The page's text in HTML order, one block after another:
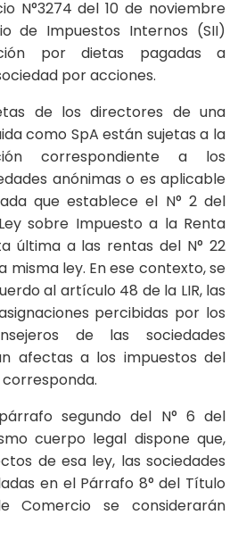
N°3274 del 10 de noviembre
de Impuestos Internos (SII)
por dietas pagadas a
por acciones.
de los directores de una
como SpA están sujetas a la
correspondiente a los
anónimas o es aplicable
que establece el N° 2 del
sobre Impuesto a la Renta
última a las rentas del N° 22
misma ley. En ese contexto, se
al artículo 48 de la LIR, las
percibidas por los
de las sociedades
afectas a los impuestos del
corresponda.
segundo del N° 6 del
cuerpo legal dispone que,
de esa ley, las sociedades
en el Párrafo 8° del Título
Comercio se considerarán